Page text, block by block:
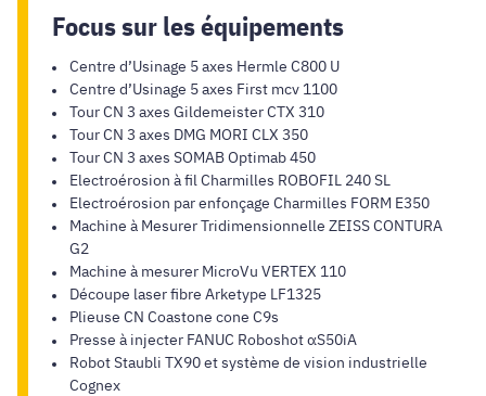
Focus sur les équipements
Centre d’Usinage 5 axes Hermle C800 U
Centre d’Usinage 5 axes First mcv 1100
Tour CN 3 axes Gildemeister CTX 310
Tour CN 3 axes DMG MORI CLX 350
Tour CN 3 axes SOMAB Optimab 450
Electroérosion à fil Charmilles ROBOFIL 240 SL
Electroérosion par enfonçage Charmilles FORM E350
Machine à Mesurer Tridimensionnelle ZEISS CONTURA
G2
Machine à mesurer MicroVu VERTEX 110
Découpe laser fibre Arketype LF1325
Plieuse CN Coastone cone C9s
Presse à injecter FANUC Roboshot αS50iA
Robot Staubli TX90 et système de vision industrielle
Cognex